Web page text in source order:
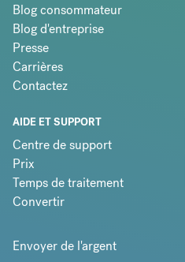
Blog consommateur
Blog d'entreprise
Presse
Carrières
Contactez
AIDE ET SUPPORT
Centre de support
Prix
Temps de traitement
Convertir
Envoyer de l'argent